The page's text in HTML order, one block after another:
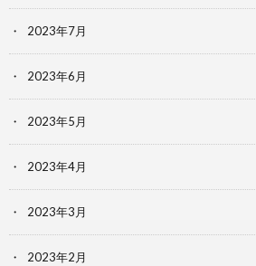
2023年7月
2023年6月
2023年5月
2023年4月
2023年3月
2023年2月